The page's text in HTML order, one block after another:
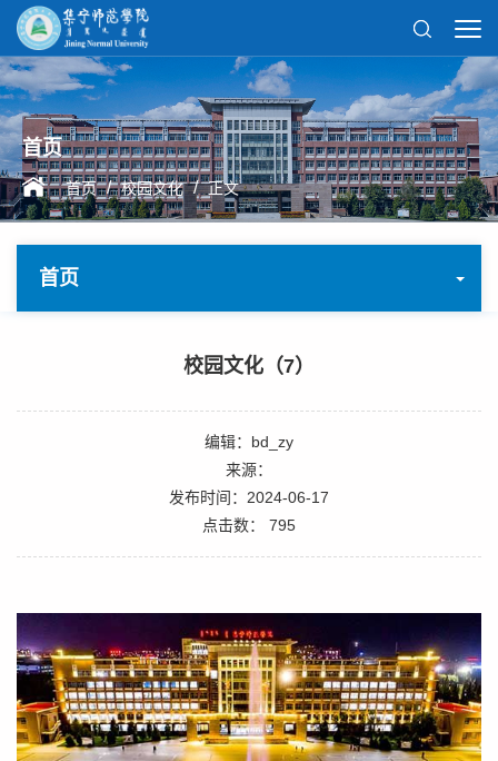
首页
首页 / 校园文化 / 正文
首页
校园文化（7）
编辑：bd_zy
来源：
发布时间：2024-06-17
点击数： 795